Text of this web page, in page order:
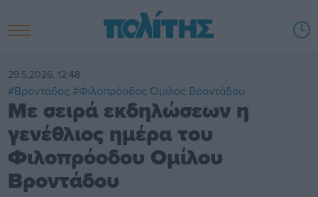
29.5.2026, 12:48
#Βροντάδος #Φιλοπρόοδος Όμιλος Βροντάδου
Με σειρά εκδηλώσεων η
γενέθλιος ημέρα του
Φιλοπρόοδου Ομίλου
Βροντάδου